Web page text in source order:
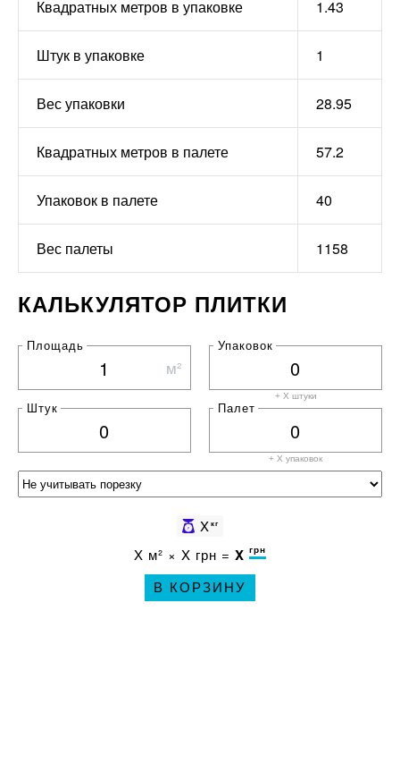
Квадратных метров в упаковке 1.43
Штук в упаковке 1
Вес упаковки 28.95
Квадратных метров в палете 57.2
Упаковок в палете 40
Вес палеты 1158
КАЛЬКУЛЯТОР ПЛИТКИ
Площадь
м²
Упаковок
+ X штуки
Штук Палет
+ X упаковок
Xкг
X м² × X грн = X грн
В КОРЗИНУ